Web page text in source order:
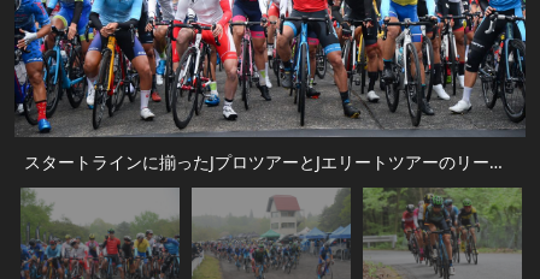
スタートラインに揃ったJプロツアーとJエリートツアーのリーダージャージ